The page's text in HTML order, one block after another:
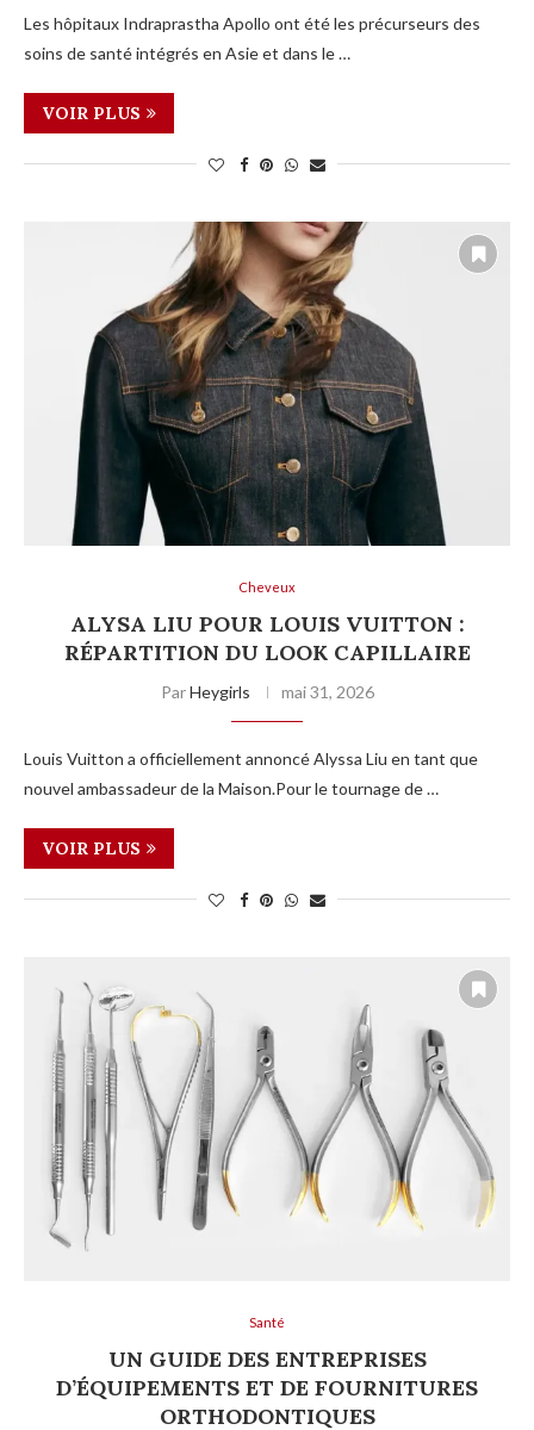
Les hôpitaux Indraprastha Apollo ont été les précurseurs des
soins de santé intégrés en Asie et dans le …
VOIR PLUS
Cheveux
ALYSA LIU POUR LOUIS VUITTON :
RÉPARTITION DU LOOK CAPILLAIRE
ParHeygirls mai 31, 2026
Louis Vuitton a officiellement annoncé Alyssa Liu en tant que
nouvel ambassadeur de la Maison.Pour le tournage de …
VOIR PLUS
Santé
UN GUIDE DES ENTREPRISES
D’ÉQUIPEMENTS ET DE FOURNITURES
ORTHODONTIQUES